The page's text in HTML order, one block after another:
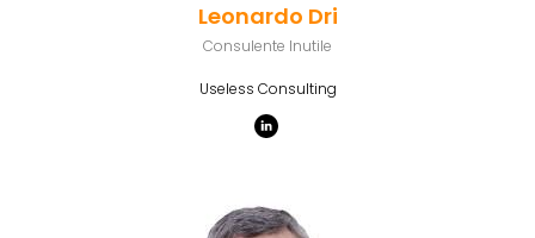
Leonardo Dri
Consulente Inutile
Useless Consulting